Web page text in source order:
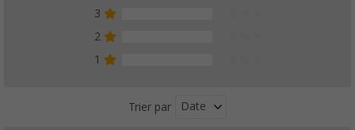
3
2
1
Trier par Date